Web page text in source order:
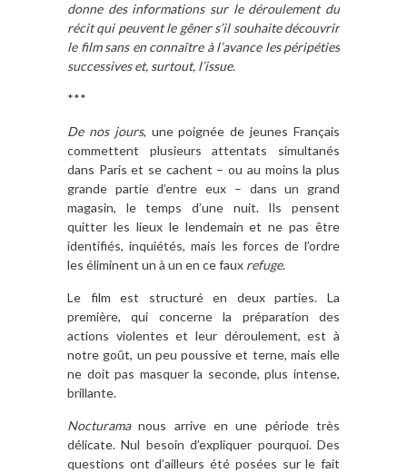
donne des informations sur le déroulement du
récit qui peuvent le gêner s’il souhaite découvrir
le film sans en connaître à l’avance les péripéties
successives et, surtout, l’issue.
***
De nos jours, une poignée de jeunes Français
commettent plusieurs attentats simultanés
dans Paris et se cachent – ou au moins la plus
grande partie d’entre eux – dans un grand
magasin, le temps d’une nuit. Ils pensent
quitter les lieux le lendemain et ne pas être
identifiés, inquiétés, mais les forces de l’ordre
les éliminent un à un en ce faux refuge.
Le film est structuré en deux parties. La
première, qui concerne la préparation des
actions violentes et leur déroulement, est à
notre goût, un peu poussive et terne, mais elle
ne doit pas masquer la seconde, plus intense,
brillante.
Nocturamanous arrive en une période très
délicate. Nul besoin d’expliquer pourquoi. Des
questions ont d’ailleurs été posées sur le fait